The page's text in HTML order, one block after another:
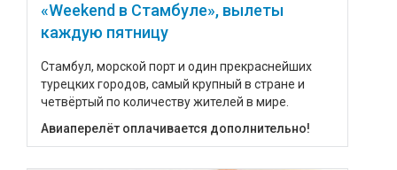
«Weekend в Стамбуле», вылеты
каждую пятницу
Стамбул, морской порт и один прекраснейших
турецких городов, самый крупный в стране и
четвёртый по количеству жителей в мире.
Авиаперелёт оплачивается дополнительно!